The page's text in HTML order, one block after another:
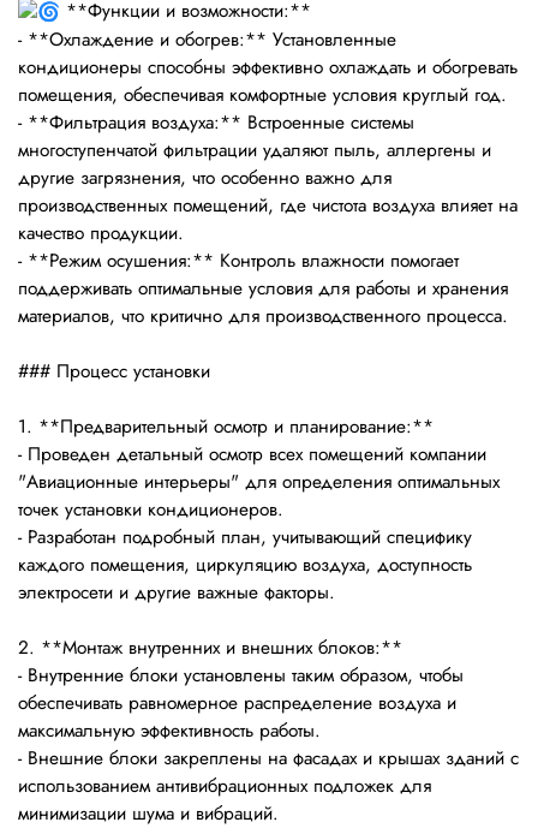
**Функции и возможности:**
- **Охлаждение и обогрев:** Установленные
кондиционеры способны эффективно охлаждать и обогревать
помещения, обеспечивая комфортные условия круглый год.
- **Фильтрация воздуха:** Встроенные системы
многоступенчатой фильтрации удаляют пыль, аллергены и
другие загрязнения, что особенно важно для
производственных помещений, где чистота воздуха влияет на
качество продукции.
- **Режим осушения:** Контроль влажности помогает
поддерживать оптимальные условия для работы и хранения
материалов, что критично для производственного процесса.
### Процесс установки
1. **Предварительный осмотр и планирование:**
- Проведен детальный осмотр всех помещений компании
"Авиационные интерьеры" для определения оптимальных
точек установки кондиционеров.
- Разработан подробный план, учитывающий специфику
каждого помещения, циркуляцию воздуха, доступность
электросети и другие важные факторы.
2. **Монтаж внутренних и внешних блоков:**
- Внутренние блоки установлены таким образом, чтобы
обеспечивать равномерное распределение воздуха и
максимальную эффективность работы.
- Внешние блоки закреплены на фасадах и крышах зданий с
использованием антивибрационных подложек для
минимизации шума и вибраций.